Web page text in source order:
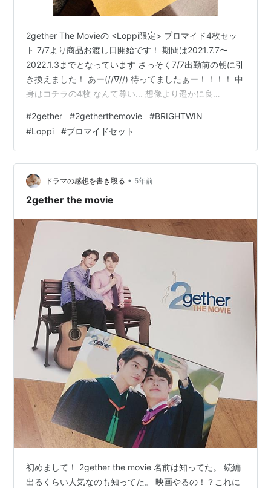
2gether The Movieの <Loppi限定> ブロマイド4枚セッ
ト 7/7より商品お渡し日開始です！ 期間は2021.7.7〜
2022.1.3までとなっています さっそく7/7出勤前の朝に引
き換えました！ あー(//∇//) 待ってましたぁー！！！！ 中
身はコチラの4枚 なんて尊い... 想像より遥かに良
きめ Still 2getherのラストシーンの2人から 2gether The
Movieのラストの素敵なシーンまであって もう拝むしか
ないレベルです...(◞‸◟) どうやって飾ろうか... 今からとて
も悩みます 1…
#2gether #2getherthemovie #BRIGHTWIN
#Loppi #ブロマイドセット
ドラマの感想を書き殴る • 5年前
2gether the movie
初めまして！ 2gether the movie 名前は知ってた。 続編
出るくらい人気なのも知ってた。 映画やるの！？これに